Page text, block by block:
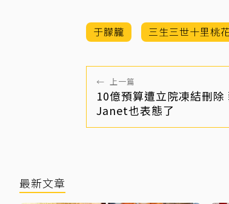
于朦朧 三生三世十里桃花
← 上一篇
10億預算遭立院凍結刪
Janet也表態了
最新文章